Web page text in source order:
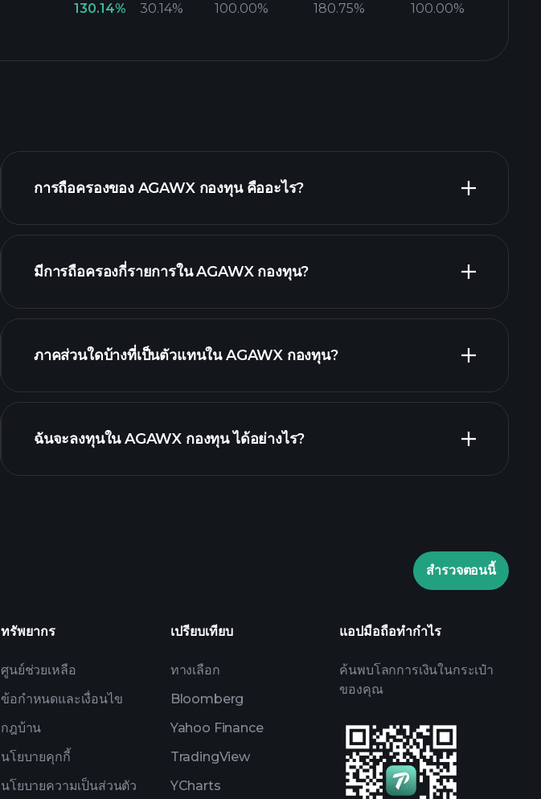
130.14% 30.14% 100.00% 180.75% 100.00%
การถือครองของ AGAWX กองทุน คืออะไร?
holdings
มีการถือครองกี่รายการใน AGAWX กองทุน?
ภาคส่วนใดบ้างที่เป็นตัวแทนใน AGAWX กองทุน?
ฉันจะลงทุนใน AGAWX กองทุน ได้อย่างไร?
สำรวจตอนนี้
ทรัพยากร
ศูนย์ช่วยเหลือ
ข้อกำหนดและเงื่อนไข
กฎบ้าน
นโยบายคุกกี้
นโยบายความเป็นส่วนตัว
เปรียบเทียบ
ทางเลือก
Bloomberg
Yahoo Finance
TradingView
YCharts
แอปมือถือทำกำไร
ค้นพบโลกการเงินในกระเป๋า
ของคุณ